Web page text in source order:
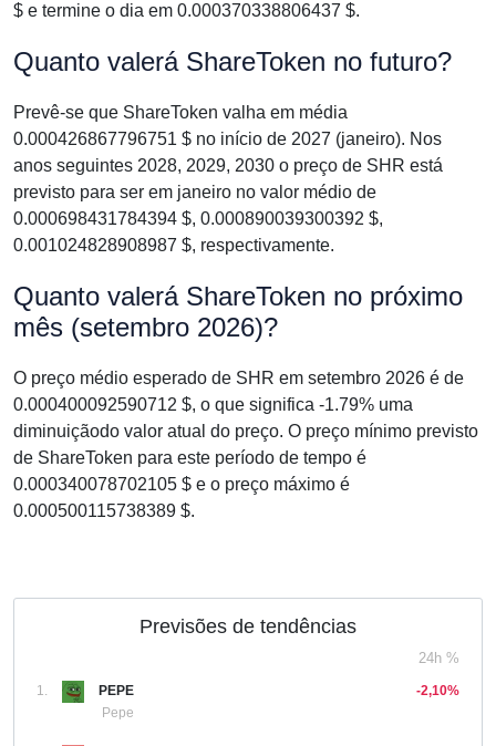
$ e termine o dia em 0.000370338806437 $.
Quanto valerá ShareToken no futuro?
Prevê-se que ShareToken valha em média
0.000426867796751 $ no início de 2027 (janeiro). Nos
anos seguintes 2028, 2029, 2030 o preço de SHR está
previsto para ser em janeiro no valor médio de
0.000698431784394 $, 0.000890039300392 $,
0.001024828908987 $, respectivamente.
Quanto valerá ShareToken no próximo
mês (setembro 2026)?
O preço médio esperado de SHR em setembro 2026 é de
0.000400092590712 $, o que significa -1.79% uma
diminuiçãodo valor atual do preço. O preço mínimo previsto
de ShareToken para este período de tempo é
0.000340078702105 $ e o preço máximo é
0.000500115738389 $.
Previsões de tendências
24h %
1.
PEPE
Pepe
-2,10%